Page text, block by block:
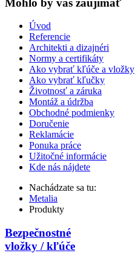
Mohlo by vas zaujímať
Úvod
Referencie
Architekti a dizajnéri
Normy a certifikáty
Ako vybrať kľúče a vložky
Ako vybrať kľučky
Životnosť a záruka
Montáž a údržba
Obchodné podmienky
Doručenie
Reklamácie
Ponuka práce
Užitočné informácie
Kde nás nájdete
Nachádzate sa tu:
Metalia
Produkty
Bezpečnostné
vložky / kľúče